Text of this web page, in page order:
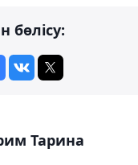
бөлісу:
Тарина